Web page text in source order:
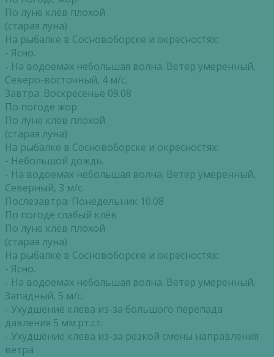
По луне клёв плохой
(старая луна)
На рыбалке в Сосновоборске и окресностях:
- Ясно.
- На водоемах небольшая волна. Ветер умеренный,
Северо-восточный, 4 м/с.
Завтра: Воскресенье 09.08
По погоде жор
По луне клёв плохой
(старая луна)
На рыбалке в Сосновоборске и окресностях:
- Небольшой дождь.
- На водоемах небольшая волна. Ветер умеренный,
Северный, 3 м/с.
Послезавтра: Понедельник 10.08
По погоде слабый клёв
По луне клёв плохой
(старая луна)
На рыбалке в Сосновоборске и окресностях:
- Ясно.
- На водоемах небольшая волна. Ветер умеренный,
Западный, 5 м/с.
- Ухудшение клева из-за большого перепада
давления 5 мм.рт.ст.
- Ухудшение клева из-за резкой смены направления
ветра